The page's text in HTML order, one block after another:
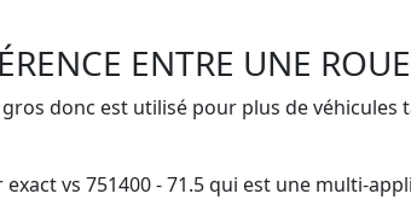
ENTRE UNE
donc est utilisé pour plus de
vs 751400 - 71.5 qui est une multi-